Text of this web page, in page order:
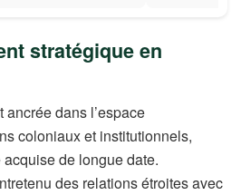
stratégique en
dans l’espace
coloniaux et institutionnels,
de longue date.
des relations étroites avec